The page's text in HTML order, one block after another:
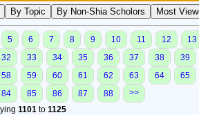
5 6 7 8 9 10 11 12
13
32 33 34 35 36 37 38
39
58 59 60 61 62 63 64
65
84 85 86 87 88
>>
1101 to 1125